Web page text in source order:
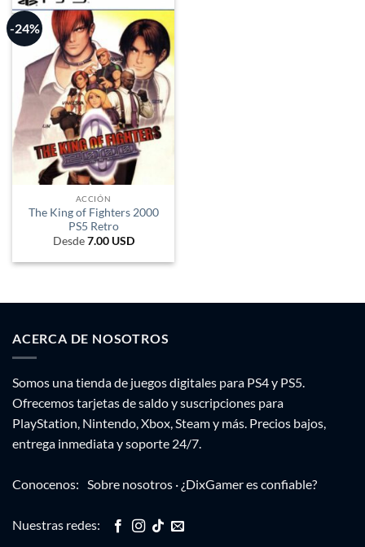
-24%
ACCIÓN
The King of Fighters 2000
PS5 Retro
Desde7.00 USD
ACERCA DE NOSOTROS
Somos una tienda de juegos digitales para PS4 y PS5.
Ofrecemos tarjetas de saldo y suscripciones para
PlayStation, Nintendo, Xbox, Steam y más. Precios bajos,
entrega inmediata y soporte 24/7.
Conocenos: Sobre nosotros · ¿DixGamer es confiable?
Nuestras redes: